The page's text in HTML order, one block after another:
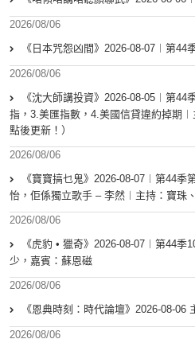
2026/08/06
《日本咒怨凶間》2026-08-07︱第44
2026/08/06
《沈大師講投資》2026-08-05︱第
指，3.美匯指數，4.美國信貸違約掉期
點後更新！）
2026/08/06
《寶寶搞乜鬼》2026-08-07︱第44
怡，佢係獨立歌手 – 李然︱主持：寶
2026/08/06
《虎豹 • 獵奇》2026-08-07︱第44
少，嘉賓：蘇恩磁
2026/08/06
《恩典時刻：時代論壇》2026-08-06
2026/08/06